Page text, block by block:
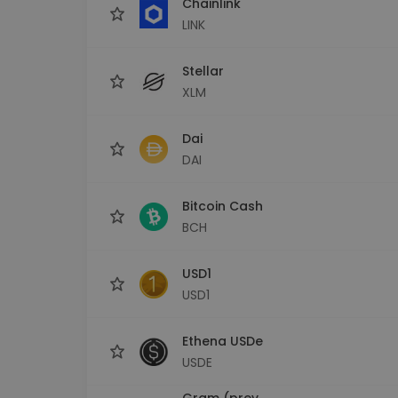
LINK
Stellar
XLM
Dai
DAI
Bitcoin Cash
BCH
USD1
USD1
Ethena USDe
USDE